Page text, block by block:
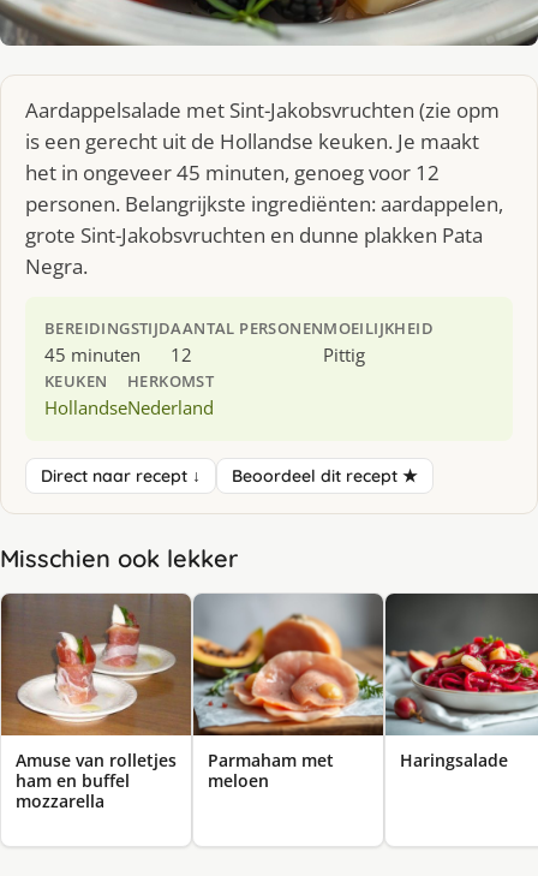
Aardappelsalade met Sint-Jakobsvruchten (zie opm
is een gerecht uit de Hollandse keuken. Je maakt
het in ongeveer 45 minuten, genoeg voor 12
personen. Belangrijkste ingrediënten: aardappelen,
grote Sint-Jakobsvruchten en dunne plakken Pata
Negra.
BEREIDINGSTIJD
45 minuten
AANTAL PERSONEN
12
MOEILIJKHEID
Pittig
KEUKEN
Hollandse
HERKOMST
Nederland
Direct naar recept ↓ Beoordeel dit recept ★
Misschien ook lekker
Amuse van rolletjes
ham en buffel
mozzarella
Parmaham met
meloen
Haringsalade